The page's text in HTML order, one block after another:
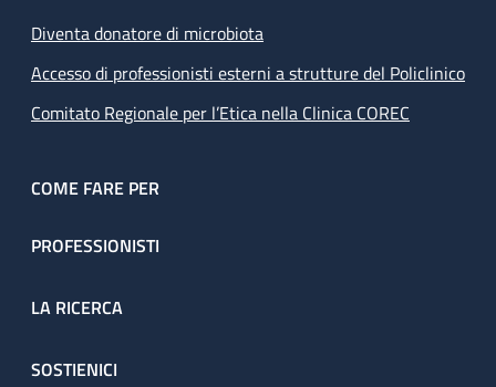
Diventa donatore di microbiota
Accesso di professionisti esterni a strutture del Policlinico
Comitato Regionale per l’Etica nella Clinica COREC
COME FARE PER
PROFESSIONISTI
LA RICERCA
SOSTIENICI